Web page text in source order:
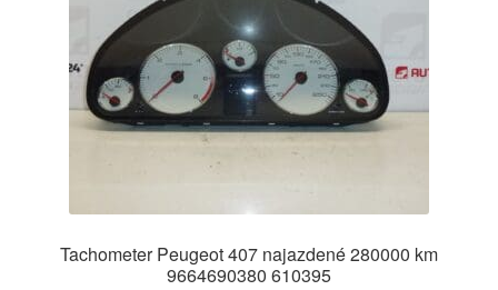
Tachometer Peugeot 407 najazdené 280000 km
9664690380 610395